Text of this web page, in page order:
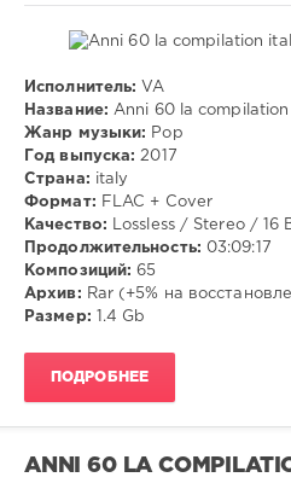
Музыка
VANGOG19
Исполнитель: VA
Название: Anni 60 la
Жанр музыки:
Pop
Год выпуска: 2017
Страна: italy
Формат: FLAC + Cover
Качество: Lossless / Stereo / 16
Продолжительность: 03:09:17
Композиций: 65
Архив: Rar (+5% на
Размер: 1.4 Gb
ПОДРОБНЕЕ
ANNI 60 LA